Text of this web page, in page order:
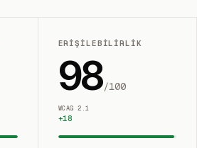
ERIŞILEBILIRLIK
98/100
WCAG 2.1
+18